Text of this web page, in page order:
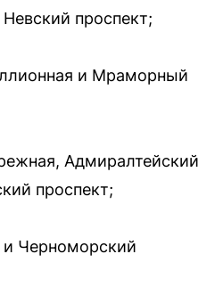
проспект;
и Мраморный
Адмиралтейский
проспект;
и Черноморский